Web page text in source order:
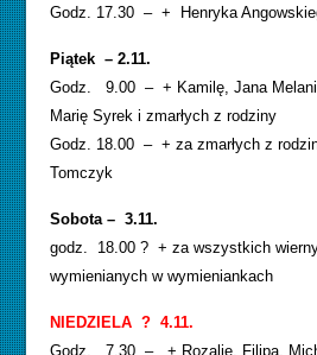
Godz. 17.30 – + Henryka
Piątek – 2.11.
Godz. 9.00 – + Kamilę, Jana
Marię Syrek i zmarłych z rodziny
Godz. 18.00 – + za zmarłych z
Tomczyk
Sobota – 3.11.
godz. 18.00 ? + za wszystkich
wymienianych w wymieniankach
NIEDZIELA ? 4.11.
Godz. 7.30 – + Rozalię, Filipa,